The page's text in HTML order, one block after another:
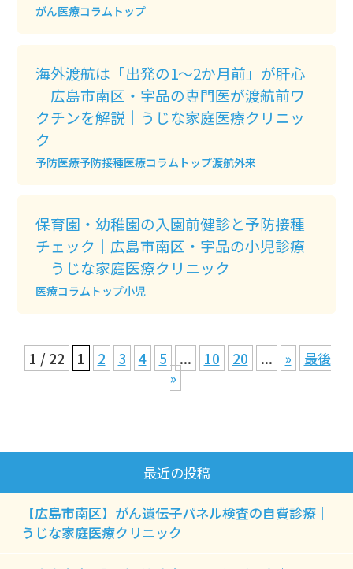
がん医療コラムトップ
海外渡航は「出発の1〜2か月前」が肝心
｜広島市南区・宇品の専門医が渡航前ワ
クチンを解説｜うじな家庭医療クリニッ
ク
予防医療予防接種医療コラムトップ渡航外来
保育園・幼稚園の入園前健診と予防接種
チェック｜広島市南区・宇品の小児診療
｜うじな家庭医療クリニック
医療コラムトップ小児
1 / 22 1 2 3 4 5 ... 10 20 ... »
最後
»
最近の投稿
【広島市南区】がん遺伝子パネル検査の自費診療｜
うじな家庭医療クリニック